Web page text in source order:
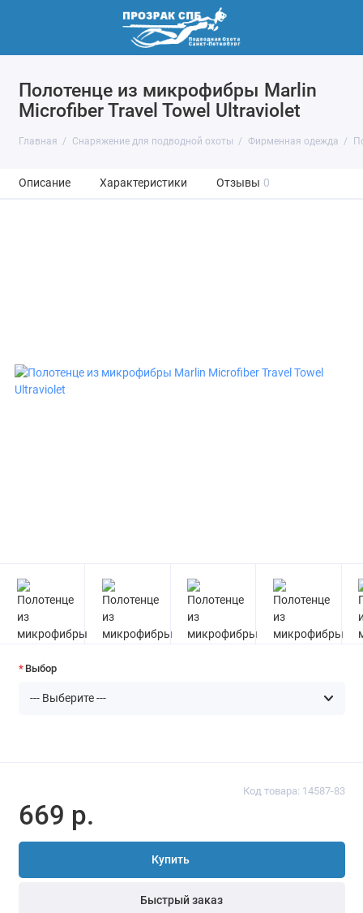
Полотенце из микрофибры Marlin
Microfiber Travel Towel Ultraviolet
Главная Снаряжение для подводной охоты Фирменная одежда
Описание Характеристики Отзывы 0
Код товара: 14587-83
669 р.
Купить
Быстрый заказ
Выбор